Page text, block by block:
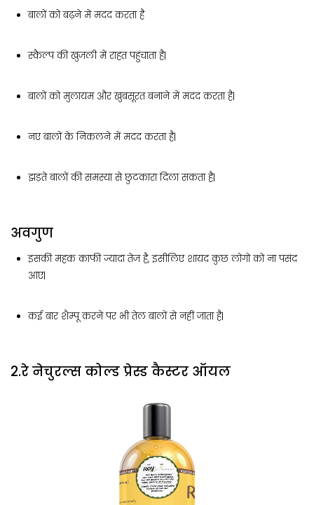
बालों को बढ़ने में मदद करता है
स्कैल्प की खुजली में राहत पहुंचाता है|
बालों को मुलायम और खुबसूरत बनाने में मदद करता है|
नए बालों के निकलने में मदद करता है|
झड़ते बालों की समस्या से छुटकारा दिला सकता है|
अवगुण
इसकी महक काफी ज्यादा तेज है, इसीलिए शायद कुछ लोगो को ना पसंद
आए|
कई बार शैम्पू करने पर भी तेल बालों से नहीं जाता है|
2.रे नेचुरल्स कोल्ड प्रेस्ड कैस्टर ऑयल